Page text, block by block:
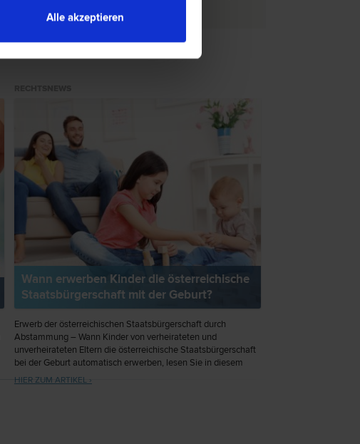
Alle akzeptieren
Wann erwerben Kinder die österreichische
Staatsbürgerschaft mit der Geburt?
Erwerb der österreichischen Staatsbürgerschaft durch
Abstammung – Wann Kinder von verheirateten und
unverheirateten Eltern die österreichische Staatsbürgerschaft
bei der Geburt automatisch erwerben, lesen Sie in diesem
Artikel.
HIER ZUM ARTIKEL ›